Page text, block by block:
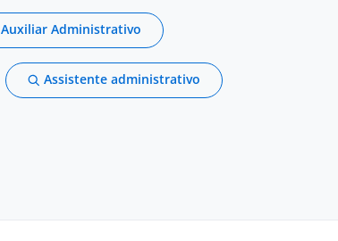
Auxiliar Administrativo
Assistente administrativo